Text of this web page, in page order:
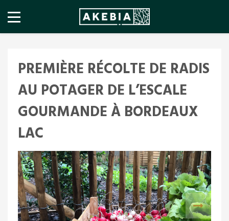
PREMIÈRE RÉCOLTE DE RADIS
AU POTAGER DE L’ESCALE
GOURMANDE À BORDEAUX
LAC